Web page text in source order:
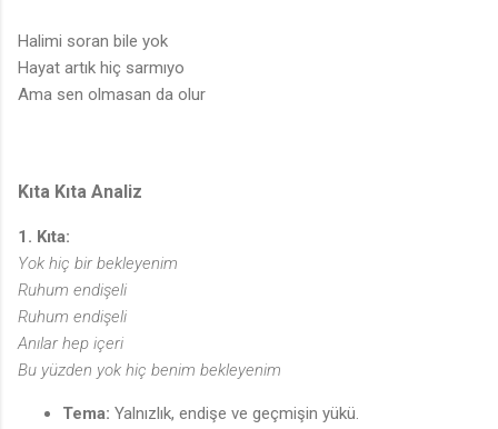
Halimi soran bile yok
Hayat artık hiç sarmıyo
Ama sen olmasan da olur
Kıta Kıta Analiz
1. Kıta:
Yok hiç bir bekleyenim
Ruhum endişeli
Ruhum endişeli
Anılar hep içeri
Bu yüzden yok hiç benim bekleyenim
Tema: Yalnızlık, endişe ve geçmişin yükü.
♬